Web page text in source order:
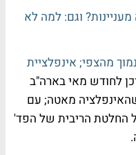
מעניינות? וגם: למה לא
בארה"ב ירדה ל-3.3%, נמוך מהצפי; אינפלציית
לחודש מאי בארה"ב
מאטה; עם
החלטת הריבית של הפד'